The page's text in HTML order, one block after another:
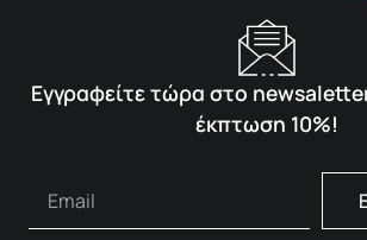
Εγγραφείτε τώρα στο
έκπτωση 10%!